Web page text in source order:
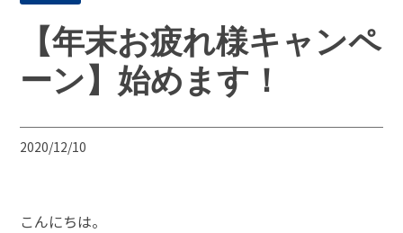
【年末お疲れ様キャンペ
ーン】始めます！
2020/12/10
こんにちは。